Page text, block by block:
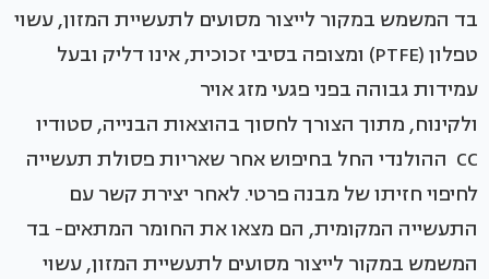
בד המשמש במקור לייצור מסועים לתעשיית המזון, עשוי
טפלון (PTFE) ומצופה בסיבי זכוכית, אינו דליק ובעל
עמידות גבוהה בפני פגעי מזג אויר
ולקינוח, מתוך הצורך לחסוך בהוצאות הבנייה, סטודיו
CC ההולנדי החל בחיפוש אחר שאריות פסולת תעשייה
לחיפוי חזיתו של מבנה פרטי. לאחר יצירת קשר עם
התעשייה המקומית, הם מצאו את החומר המתאים- בד
המשמש במקור לייצור מסועים לתעשיית המזון, עשוי